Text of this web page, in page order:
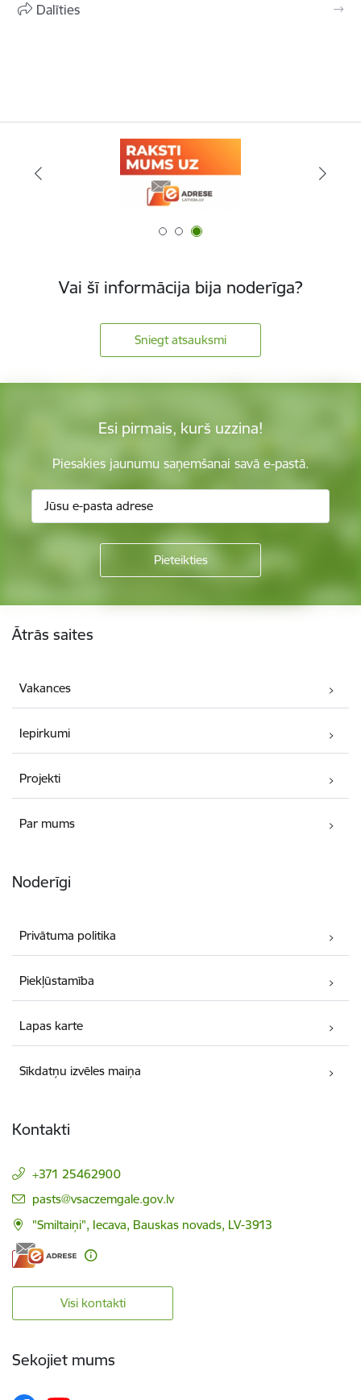
Dalīties
Vai šī informācija bija noderīga?
Sniegt atsauksmi
Esi pirmais, kurš uzzina!
Piesakies jaunumu saņemšanai savā e-pastā.
Ātrās saites
Vakances
Iepirkumi
Projekti
Par mums
Noderīgi
Privātuma politika
Piekļūstamība
Lapas karte
Sīkdatņu izvēles maiņa
Kontakti
+371 25462900
E-pasts:
pasts@vsaczemgale.gov.lv
"Smiltaiņi", Iecava, Bauskas novads, LV-3913
Visi kontakti
Sekojiet mums